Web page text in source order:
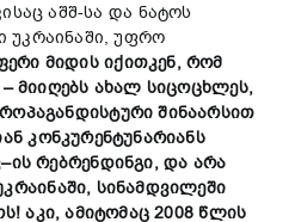
აშშ-სა და ნატოს
უკრაინაში, უფრო
მიდის იქითკენ, რომ
–მიიღებს ახალ სიცოცხლეს,
შინაარსით
კონკურენტუნარიანს
–ის რებრენდინგი,და არა
, სინამდვილეში
!აკი,ამიტომაც 2008 წლის